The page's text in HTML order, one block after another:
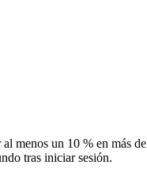
menos un 10 % en más de
tras iniciar sesión.